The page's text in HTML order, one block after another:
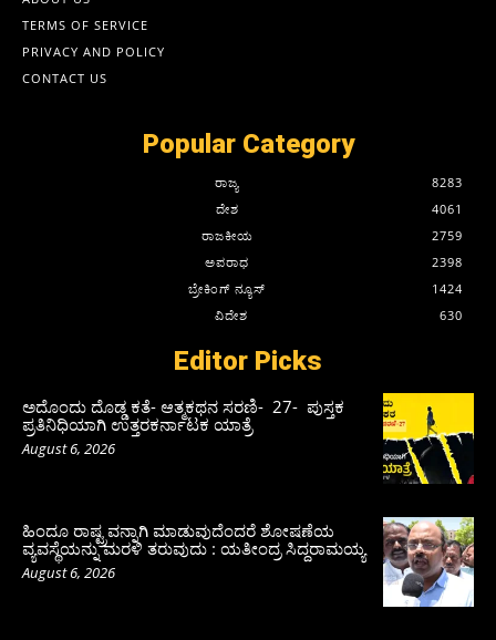
TERMS OF SERVICE
PRIVACY AND POLICY
CONTACT US
Popular Category
ರಾಜ್ಯ
8283
ದೇಶ
4061
ರಾಜಕೀಯ
2759
ಅಪರಾಧ
2398
ಬ್ರೇಕಿಂಗ್ ನ್ಯೂಸ್
1424
ವಿದೇಶ
630
Editor Picks
ಅದೊಂದು ದೊಡ್ಡ ಕತೆ- ಆತ್ಮಕಥನ ಸರಣಿ- 27- ಪುಸ್ತಕ
ಪ್ರತಿನಿಧಿಯಾಗಿ ಉತ್ತರಕರ್ನಾಟಕ ಯಾತ್ರೆ
August 6, 2026
ಹಿಂದೂ ರಾಷ್ಟ್ರವನ್ನಾಗಿ ಮಾಡುವುದೆಂದರೆ ಶೋಷಣೆಯ
ವ್ಯವಸ್ಥೆಯನ್ನು ಮರಳಿ ತರುವುದು : ಯತೀಂದ್ರ ಸಿದ್ದರಾಮಯ್ಯ
August 6, 2026